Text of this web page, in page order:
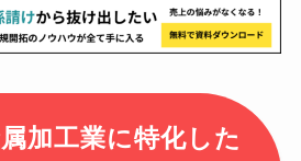
加工業に特化した